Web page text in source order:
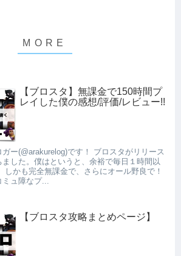
【ブロスタ】無課金で150時間プ
レイした僕の感想/評価/レビュー!!
ー(@arakurelog)です！ ブロスタがリリース
した。僕はというと、余裕で毎日１時間以
しかも完全無課金で、さらにオール野良で！
ュ障なプ...
【ブロスタ攻略まとめページ】